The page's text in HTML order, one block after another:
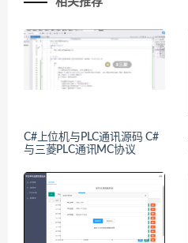
C#上位机与PLC通讯源码 C#
与三菱PLC通讯MC协议